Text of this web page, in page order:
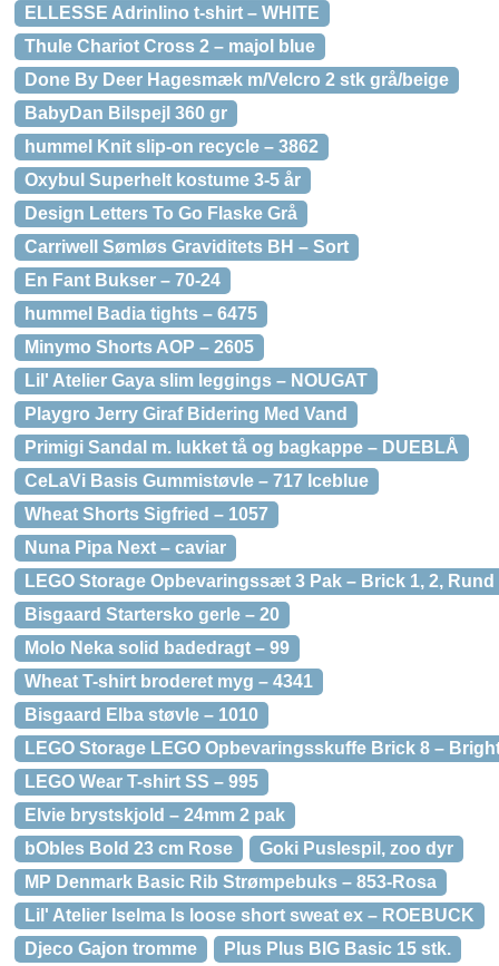
ELLESSE Adrinlino t-shirt – WHITE
Thule Chariot Cross 2 – majol blue
Done By Deer Hagesmæk m/Velcro 2 stk grå/beige
BabyDan Bilspejl 360 gr
hummel Knit slip-on recycle – 3862
Oxybul Superhelt kostume 3-5 år
Design Letters To Go Flaske Grå
Carriwell Sømløs Graviditets BH – Sort
En Fant Bukser – 70-24
hummel Badia tights – 6475
Minymo Shorts AOP – 2605
Lil' Atelier Gaya slim leggings – NOUGAT
Playgro Jerry Giraf Bidering Med Vand
Primigi Sandal m. lukket tå og bagkappe – DUEBLÅ
CeLaVi Basis Gummistøvle – 717 Iceblue
Wheat Shorts Sigfried – 1057
Nuna Pipa Next – caviar
LEGO Storage Opbevaringssæt 3 Pak – Brick 1, 2, Rund
Bisgaard Startersko gerle – 20
Molo Neka solid badedragt – 99
Wheat T-shirt broderet myg – 4341
Bisgaard Elba støvle – 1010
LEGO Storage LEGO Opbevaringsskuffe Brick 8 –
LEGO Wear T-shirt SS – 995
Elvie brystskjold – 24mm 2 pak
bObles Bold 23 cm Rose
Goki Puslespil, zoo dyr
MP Denmark Basic Rib Strømpebuks – 853-Rosa
Lil' Atelier Iselma ls loose short sweat ex – ROEBUCK
Djeco Gajon tromme
Plus Plus BIG Basic 15 stk.